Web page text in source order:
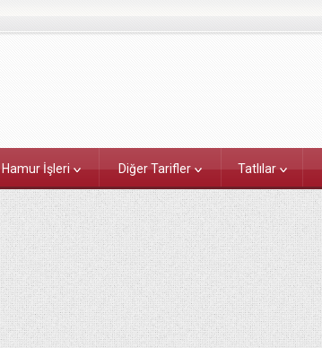
Hamur İşleri Diğer Tarifler Tatlılar